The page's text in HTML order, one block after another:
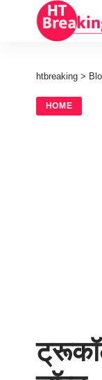
htbreaking >
HOME